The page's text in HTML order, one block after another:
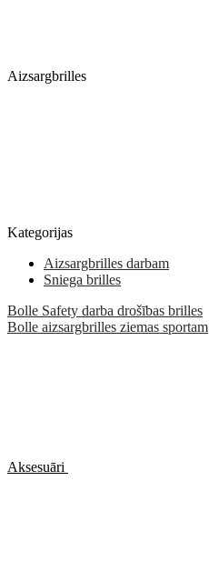
Aizsargbrilles
Kategorijas
Aizsargbrilles darbam
Sniega brilles
Bolle Safety darba drošības brilles
Bolle aizsargbrilles ziemas sportam
Aksesuāri